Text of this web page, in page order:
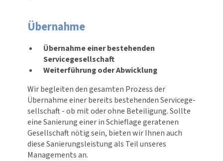
Übernahme
Übernahme einer bestehenden
Servicegesellschaft
Weiterführung oder Abwicklung
Wir begleiten den gesamten Prozess der
Übernahme einer bereits bestehenden Service­ge­
sell­schaft - ob mit oder ohne Beteiligung. Sollte
eine Sanierung einer in Schieflage geratenen
Gesell­schaft nötig sein, bieten wir Ihnen auch
diese Sanie­rungs­leis­tung als Teil unseres
Managements an.